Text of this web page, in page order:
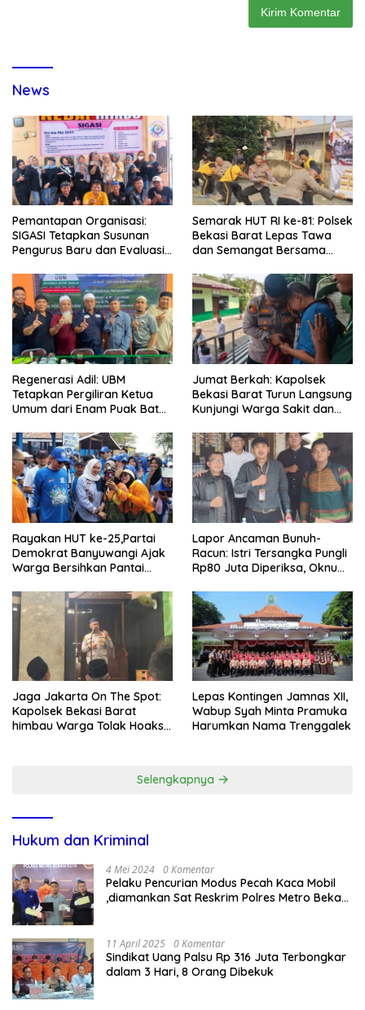
News
Pemantapan Organisasi:
SIGASI Tetapkan Susunan
Pengurus Baru dan Evaluasi
Semarak HUT RI ke-81: Polsek
Bekasi Barat Lepas Tawa
dan Semangat Bersama
Regenerasi Adil: UBM
Tetapkan Pergiliran Ketua
Umum dari Enam Puak Batak
Jumat Berkah: Kapolsek
Bekasi Barat Turun Langsung
Kunjungi Warga Sakit dan
Rayakan HUT ke-25,Partai
Demokrat Banyuwangi Ajak
Warga Bersihkan Pantai
Lapor Ancaman Bunuh-
Racun: Istri Tersangka Pungli
Rp80 Juta Diperiksa, Oknum
Disdagperin
Jaga Jakarta On The Spot:
Kapolsek Bekasi Barat
himbau Warga Tolak Hoaks
Lepas Kontingen Jamnas XII,
Wabup Syah Minta Pramuka
Harumkan Nama Trenggalek
Selengkapnya
Hukum dan Kriminal
4 Mei 2024 0 Komentar
Pelaku Pencurian Modus Pecah Kaca Mobil
,diamankan Sat Reskrim Polres Metro Bekasi
11 April 2025 0 Komentar
Sindikat Uang Palsu Rp 316 Juta Terbongkar
dalam 3 Hari, 8 Orang Dibekuk